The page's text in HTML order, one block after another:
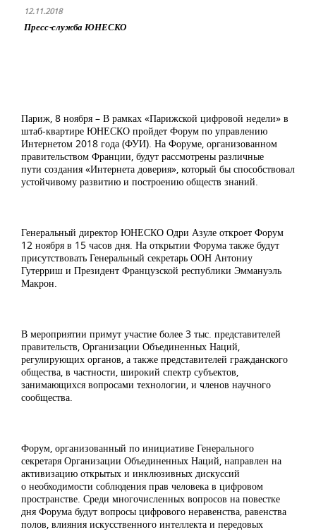
12.11.2018
Пресс-служба ЮНЕСКО
Париж, 8 ноября – В рамках «Парижской цифровой недели» в
штаб-квартире ЮНЕСКО пройдет Форум по управлению
Интернетом 2018 года (ФУИ). На Форуме, организованном
правительством Франции, будут рассмотрены различные
пути создания «Интернета доверия», который бы способствовал
устойчивому развитию и построению обществ знаний.
Генеральный директор ЮНЕСКО Одри Азуле откроет Форум
12 ноября в 15 часов дня. На открытии Форума также будут
присутствовать Генеральный секретарь ООН Антониу
Гутерриш и Президент Французской республики Эммануэль
Макрон.
В мероприятии примут участие более 3 тыс. представителей
правительств, Организации Объединенных Наций,
регулирующих органов, а также представителей гражданского
общества, в частности, широкий спектр субъектов,
занимающихся вопросами технологии, и членов научного
сообщества.
Форум, организованный по инициативе Генерального
секретаря Организации Объединенных Наций, направлен на
активизацию открытых и инклюзивных дискуссий
о необходимости соблюдения прав человека в цифровом
пространстве. Среди многочисленных вопросов на повестке
дня Форума будут вопросы цифрового неравенства, равенства
полов, влияния искусственного интеллекта и передовых